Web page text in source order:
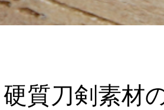
硬質刀剣素材